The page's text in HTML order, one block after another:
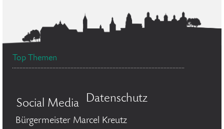
Top Themen
Social Media Datenschutz
Bürgermeister Marcel Kreutz